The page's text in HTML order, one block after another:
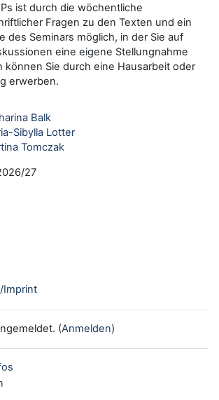
ist durch die wöchentliche
Fragen zu den Texten und ein
des Seminars möglich, in der Sie auf
eine eigene Stellungnahme
können Sie durch eine Hausarbeit oder
erwerben.
Balk
Sibylla Lotter
Tomczak
27
Imprint
(Anmelden)